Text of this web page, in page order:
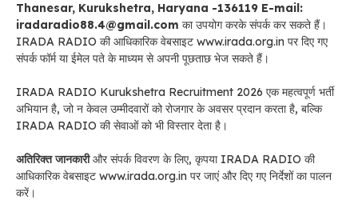
Thanesar, Kurukshetra, Haryana -136119 E-mail:
iradaradio88.4@gmail.com का उपयोग करके संपर्क कर सकते हैं।
IRADA RADIO की आधिकारिक वेबसाइट www.irada.org.in पर दिए गए
संपर्क फॉर्म या ईमेल पते के माध्यम से अपनी पूछताछ भेज सकते हैं।
IRADA RADIO Kurukshetra Recruitment 2026 एक महत्वपूर्ण भर्ती
अभियान है, जो न केवल उम्मीदवारों को रोजगार के अवसर प्रदान करता है, बल्कि
IRADA RADIO की सेवाओं को भी विस्तार देता है।
अतिरिक्त जानकारीऔर संपर्क विवरण के लिए, कृपया IRADA RADIO की
आधिकारिक वेबसाइट www.irada.org.in पर जाएं और दिए गए निर्देशों का पालन
करें।